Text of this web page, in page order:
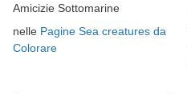
Amicizie Sottomarine
nelle Pagine Sea creatures da
Colorare